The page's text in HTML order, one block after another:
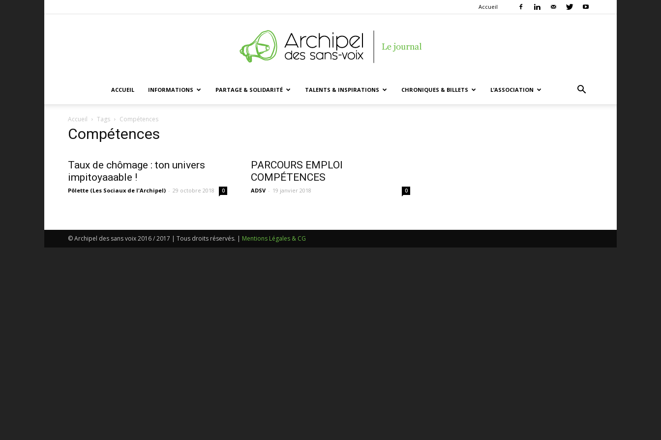
Accueil
ACCUEIL INFORMATIONS PARTAGE & SOLIDARITÉ TALENTS & INSPIRATIONS CHRONIQUES & BILLETS L’ASSOCIATION
Accueil Tags Compétences
Compétences
Taux de chômage : ton univers
impitoyaaable !
Pôlette (Les Sociaux de l'Archipel) - 29 octobre 2018 0
PARCOURS EMPLOI
COMPÉTENCES
ADSV - 19 janvier 2018 0
© Archipel des sans voix 2016 / 2017 | Tous droits réservés. | Mentions Légales & CG